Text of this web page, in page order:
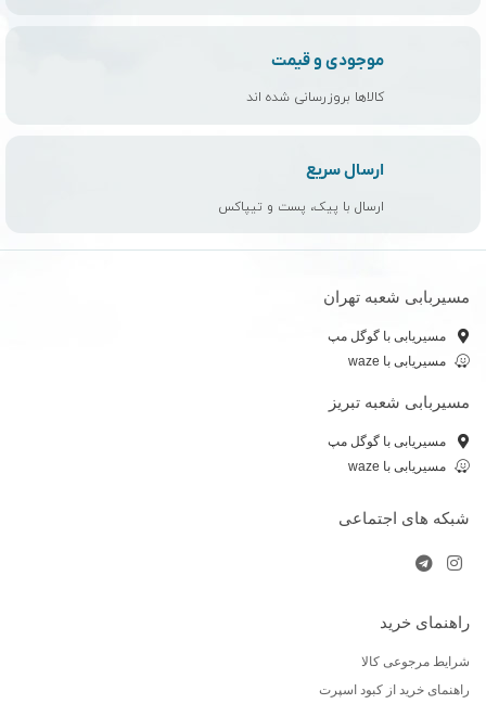
موجودی و قیمت
کالاها بروزرسانی شده اند
ارسال سریع
ارسال با پیک، پست و تیپاکس
مسیربابی شعبه تهران
مسیریابی با گوگل مپ
مسیریابی با waze
مسیربابی شعبه تبریز
مسیریابی با گوگل مپ
مسیریابی با waze
شبکه های اجتماعی
راهنمای خرید
شرایط مرجوعی کالا
راهنمای خرید از کبود اسپرت